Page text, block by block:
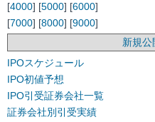
[4000] [5000] [6000]
[7000] [8000] [9000]
新規公
IPOスケジュール
IPO初値予想
IPO引受証券会社一覧
証券会社別引受実績